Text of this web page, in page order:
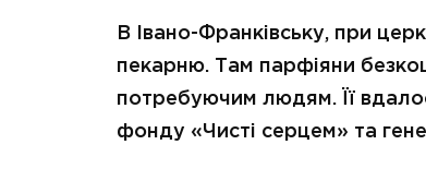
В Івано-Франківську, при
пекарню. Там парфіяни
потребуючим людям. Її
фонду «Чисті серцем» та